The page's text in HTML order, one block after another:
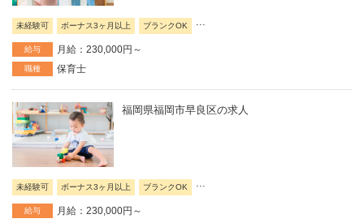
未経験可 ボーナス3ヶ月以上 ブランクOK
給与 月給：230,000円～
職種 保育士
福岡県福岡市早良区の求人
未経験可 ボーナス3ヶ月以上 ブランクOK
給与 月給：230,000円～